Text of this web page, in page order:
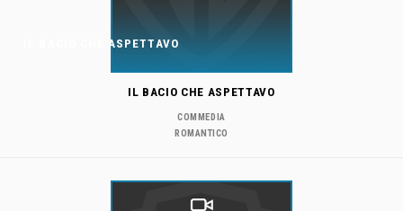
IL BACIO CHE ASPETTAVO
IL BACIO CHE ASPETTAVO
COMMEDIA
ROMANTICO